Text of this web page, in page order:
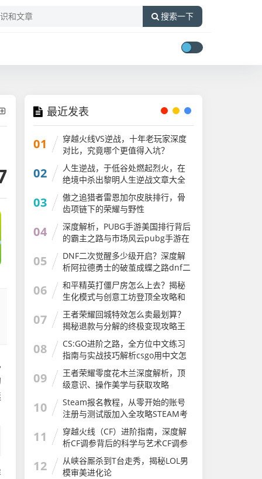
搜索一下
最近发表
01
穿越火线VS逆战，十年老玩家深度
对比，究竟哪个更值得入坑？
02
人生逆战，于低谷处燃起烈火，在
绝境中杀出黎明人生逆战文章大全
03
傲之追猎者雷恩加尔皮肤排行，骨
齿项链下的荣耀与野性
04
深度解析，PUBG手游美国排行背后
的霸主之路与市场风云pubg手游在
国外火吗
05
DNF二次觉醒多少级开启？深度解
析阿拉德勇士的破茧成蝶之路dnf二
次觉醒几级
06
和平精英打僵尸房怎么上去？揭秘
生化模式与创意工坊登顶全攻略和
平精英打僵尸房怎么上去的
07
王者荣耀回城特效怎么卖最划算？
揭秘退款与分解的终极变现攻略王
者荣耀怎么卖回城特效皮肤
08
CS:GO进阶之路，全方位中文练习
指南与实战技巧解析csgo用中文怎
么说
09
王者荣耀零度花木兰深度解析，顶
级意识、操作美学与获取攻略
10
Steam报名教程，从零开始的账号
注册与测试版加入全攻略STEAM考
试
11
穿越火线（CF）进阶指南，深度解
析CF调参背后的科学与艺术CF调参
软件
12
从峡谷厮杀到T台走秀，揭秘LOL男
模审美进化论